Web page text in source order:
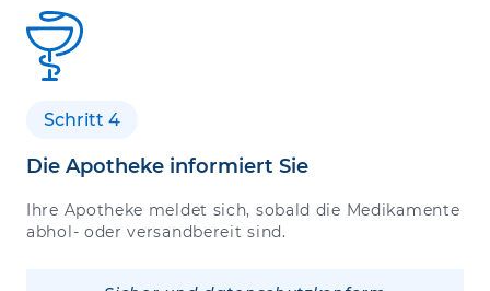
Schritt 4
Die Apotheke informiert Sie
Ihre Apotheke meldet sich, sobald die Medikamente
abhol- oder versandbereit sind.